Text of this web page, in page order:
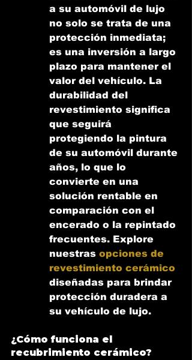
a su automóvil de lujo
no solo se trata de una
protección inmediata;
es una inversión a largo
plazo para mantener el
valor del vehículo. La
durabilidad del
revestimiento significa
que seguirá
protegiendo la pintura
de su automóvil durante
años, lo que lo
convierte en una
solución rentable en
comparación con el
encerado o la repintado
frecuentes. Explore
nuestras opciones de
revestimiento cerámico
diseñadas para brindar
protección duradera a
su vehículo de lujo.
¿Cómo funciona el
recubrimiento cerámico?